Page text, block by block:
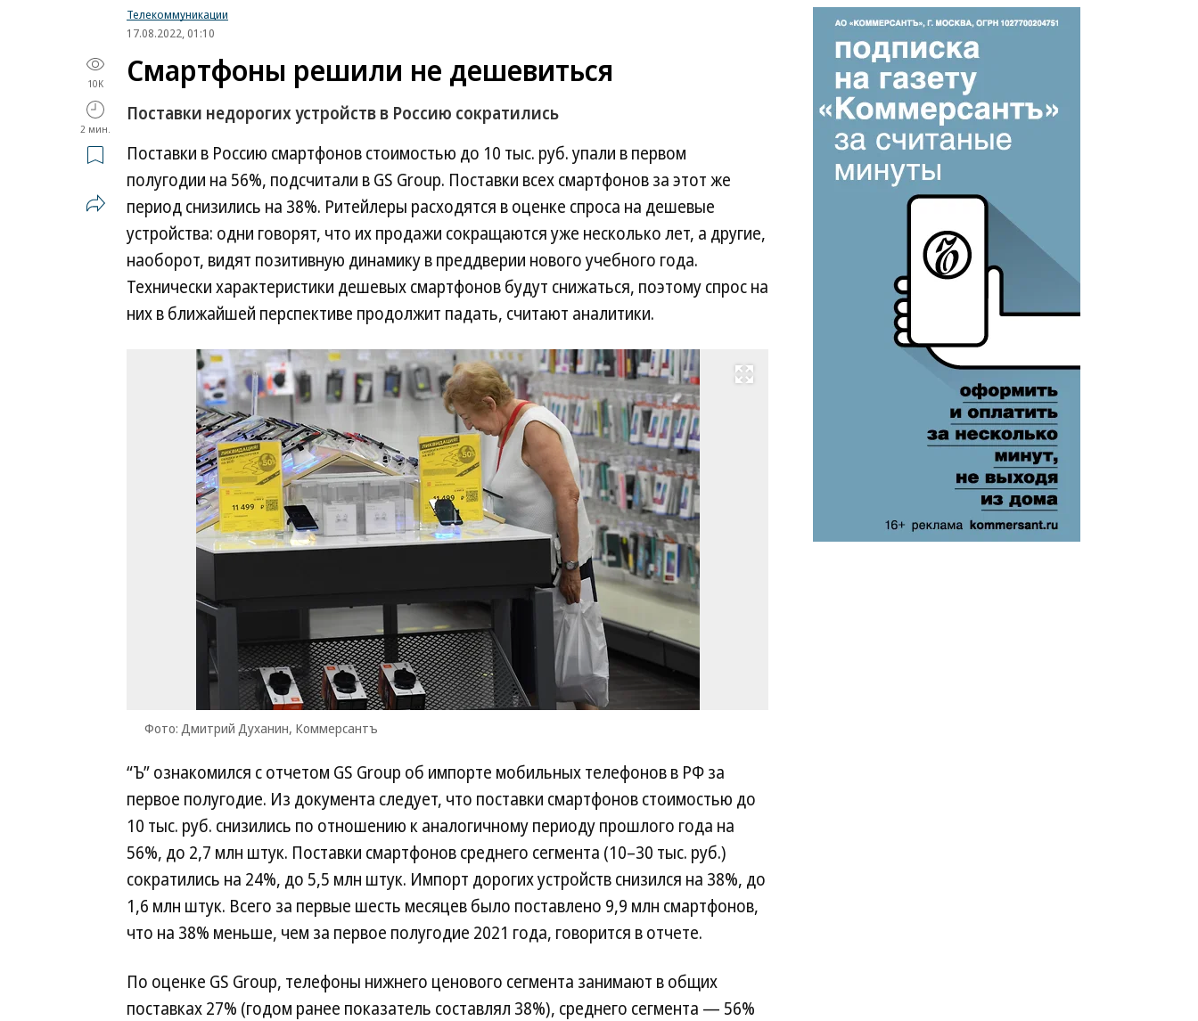
Телекоммуникации
17.08.2022, 01:10
10K
2 мин.
Смартфоны решили не дешевиться
Поставки недорогих устройств в Россию сократились
Поставки в Россию смартфонов стоимостью до 10 тыс. руб. упали в первом
полугодии на 56%, подсчитали в GS Group. Поставки всех смартфонов за этот же
период снизились на 38%. Ритейлеры расходятся в оценке спроса на дешевые
устройства: одни говорят, что их продажи сокращаются уже несколько лет, а другие,
наоборот, видят позитивную динамику в преддверии нового учебного года.
Технически характеристики дешевых смартфонов будут снижаться, поэтому спрос на
них в ближайшей перспективе продолжит падать, считают аналитики.
Развернуть на весь экран
Фото: Дмитрий Духанин, Коммерсантъ
“Ъ” ознакомился с отчетом GS Group об импорте мобильных телефонов в РФ за
первое полугодие. Из документа следует, что поставки смартфонов стоимостью до
10 тыс. руб. снизились по отношению к аналогичному периоду прошлого года на
56%, до 2,7 млн штук. Поставки смартфонов среднего сегмента (10–30 тыс. руб.)
сократились на 24%, до 5,5 млн штук. Импорт дорогих устройств снизился на 38%, до
1,6 млн штук. Всего за первые шесть месяцев было поставлено 9,9 млн смартфонов,
что на 38% меньше, чем за первое полугодие 2021 года, говорится в отчете.
По оценке GS Group, телефоны нижнего ценового сегмента занимают в общих
поставках 27% (годом ранее показатель составлял 38%), среднего сегмента — 56%